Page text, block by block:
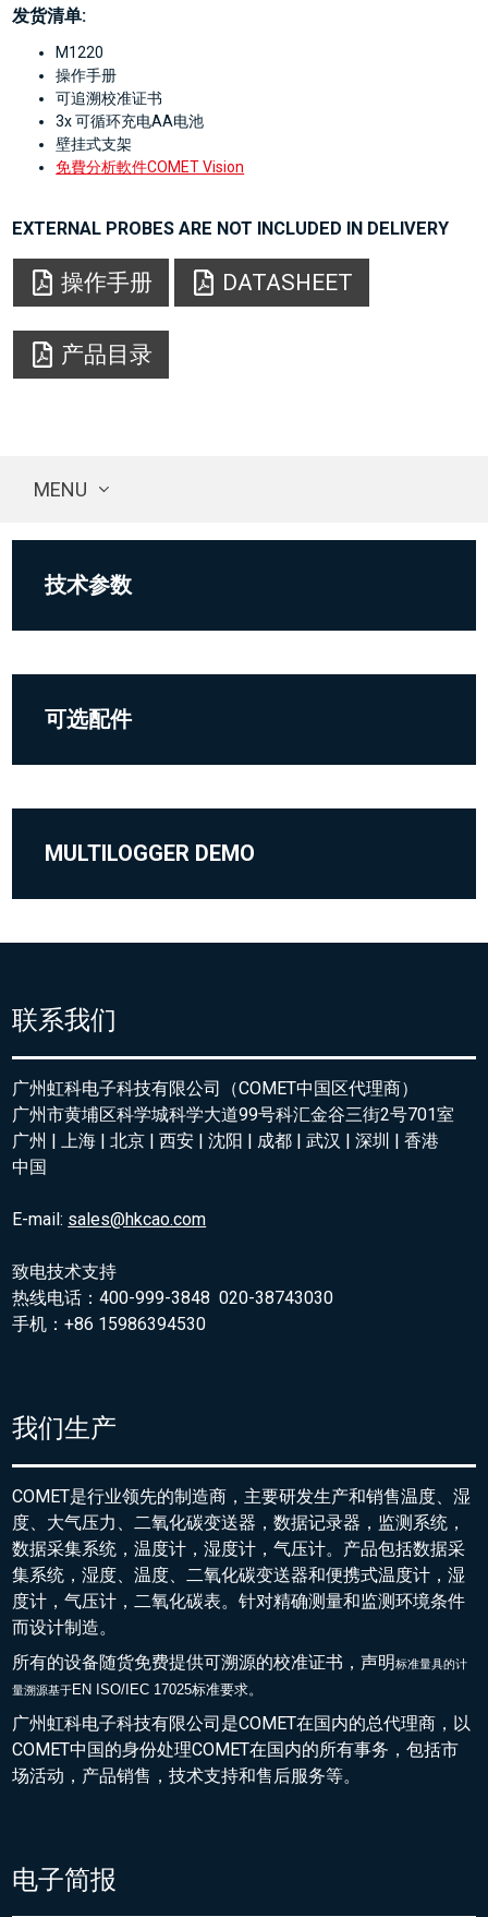
发货清单:
M1220
操作手册
可追溯校准证书
3x 可循环充电AA电池
壁挂式支架
免費分析軟件COMET Vision
EXTERNAL PROBES ARE NOT INCLUDED IN DELIVERY
操作手册 DATASHEET
产品目录
MENU
技术参数
可选配件
MULTILOGGER DEMO
联系我们
广州虹科电子科技有限公司（COMET中国区代理商）
广州市黄埔区科学城科学大道99号科汇金谷三街2号701室
广州 | 上海 | 北京 | 西安 | 沈阳 | 成都 | 武汉 | 深圳 | 香港
中国
E-mail: sales@hkcao.com
致电技术支持
热线电话：400-999-3848 020-38743030
手机：+86 15986394530
我们生产
COMET是行业领先的制造商，主要研发生产和销售温度、湿
度、大气压力、二氧化碳变送器，数据记录器，监测系统，
数据采集系统，温度计，湿度计，气压计。产品包括数据采
集系统，湿度、温度、二氧化碳变送器和便携式温度计，湿
度计，气压计，二氧化碳表。针对精确测量和监测环境条件
而设计制造。
所有的设备随货免费提供可溯源的校准证书，声明标准量具的计
量溯源基于EN ISO/IEC 17025标准要求。
广州虹科电子科技有限公司是COMET在国内的总代理商，以
COMET中国的身份处理COMET在国内的所有事务，包括市
场活动，产品销售，技术支持和售后服务等。
电子简报